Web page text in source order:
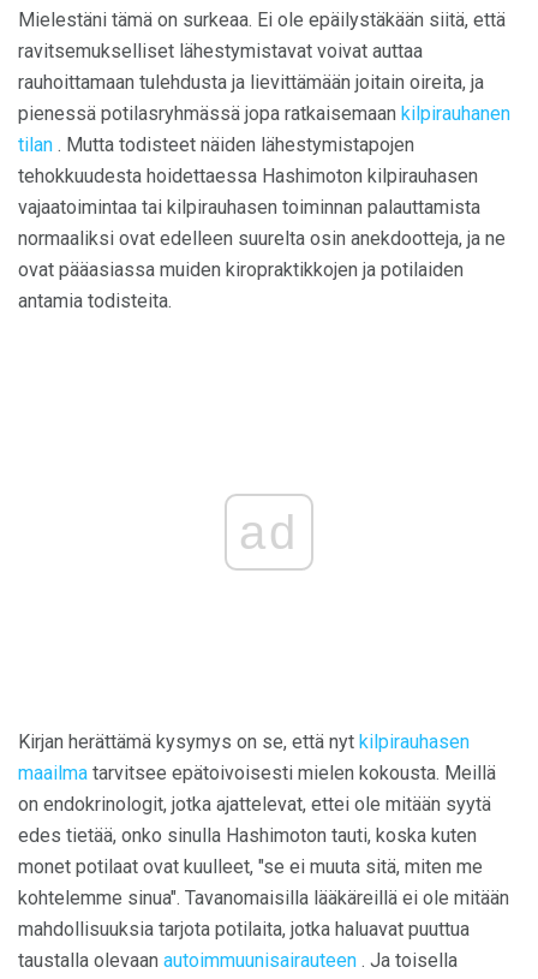
Mielestäni tämä on surkeaa. Ei ole epäilystäkään siitä, että
ravitsemukselliset lähestymistavat voivat auttaa
rauhoittamaan tulehdusta ja lievittämään joitain oireita, ja
pienessä potilasryhmässä jopa ratkaisemaan kilpirauhanen
tilan . Mutta todisteet näiden lähestymistapojen
tehokkuudesta hoidettaessa Hashimoton kilpirauhasen
vajaatoimintaa tai kilpirauhasen toiminnan palauttamista
normaaliksi ovat edelleen suurelta osin anekdootteja, ja ne
ovat pääasiassa muiden kiropraktikkojen ja potilaiden
antamia todisteita.
ad
Kirjan herättämä kysymys on se, että nyt kilpirauhasen
maailma tarvitsee epätoivoisesti mielen kokousta. Meillä
on endokrinologit, jotka ajattelevat, ettei ole mitään syytä
edes tietää, onko sinulla Hashimoton tauti, koska kuten
monet potilaat ovat kuulleet, "se ei muuta sitä, miten me
kohtelemme sinua". Tavanomaisilla lääkäreillä ei ole mitään
mahdollisuuksia tarjota potilaita, jotka haluavat puuttua
taustalla olevaan autoimmuunisairauteen . Ja toisella